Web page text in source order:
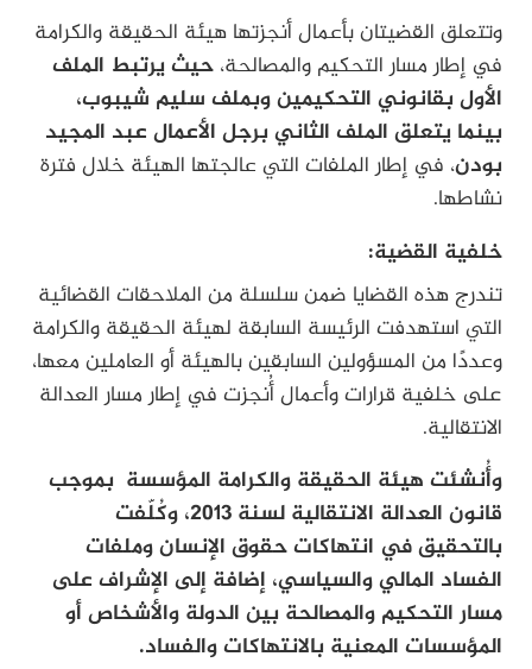
وتتعلق القضيتان بأعمال أنجزتها هيئة الحقيقة والكرامة
في إطار مسار التحكيم والمصالحة، حيث يرتبط الملف
الأول بقانوني التحكيمين وبملف سليم شيبوب،
بينما يتعلق الملف الثاني برجل الأعمال عبد المجيد
بودن، في إطار الملفات التي عالجتها الهيئة خلال فترة
نشاطها.
خلفية القضية:
تندرج هذه القضايا ضمن سلسلة من الملاحقات القضائية
التي استهدفت الرئيسة السابقة لهيئة الحقيقة والكرامة
وعددًا من المسؤولين السابقين بالهيئة أو العاملين معها،
على خلفية قرارات وأعمال أُنجزت في إطار مسار العدالة
الانتقالية.
وأُنشئت هيئة الحقيقة والكرامة المؤسسة بموجب
قانون العدالة الانتقالية لسنة 2013، وكُلّفت
بالتحقيق في انتهاكات حقوق الإنسان وملفات
الفساد المالي والسياسي، إضافة إلى الإشراف على
مسار التحكيم والمصالحة بين الدولة والأشخاص أو
المؤسسات المعنية بالانتهاكات والفساد.